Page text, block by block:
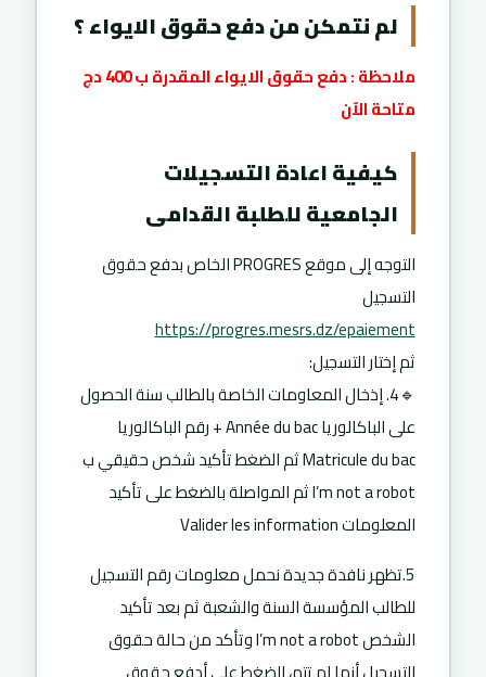
لم نتمكن من دفع حقوق الايواء ؟
ملاحظة : دفع حقوق الايواء المقدرة ب 400 دج
متاحة الآن
كيفية اعادة التسجيلات
الجامعية للطلبة القدامى
التوجه إلى موقع PROGRES الخاص بدفع حقوق
التسجيل
https://progres.mesrs.dz/epaiement
ثم إختار التسجيل:
🔹4. إذخال المعاومات الخاصة بالطالب سنة الحصول
على الباكالوريا Année du bac + رقم الباكالوريا
Matricule du bac ثم الضغط تأكيد شخص حقيقي ب
I’m not a robot ثم المواصلة بالضغط على تأكيد
المعلومات Valider les information
5.تظهر نافدة جديدة نحمل معلومات رقم التسجيل
للطالب المؤسسة السنة والشعبة ثم بعد تأكيد
الشخص I’m not a robot وتأكد من حالة حقوق